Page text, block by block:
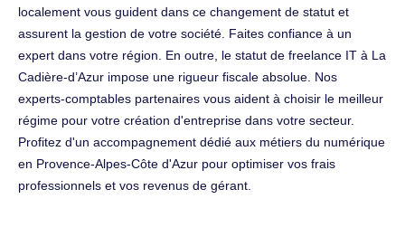
localement vous guident dans ce changement de statut et
assurent la gestion de votre société. Faites confiance à un
expert dans votre région. En outre, le statut de freelance IT à La
Cadière-d’Azur impose une rigueur fiscale absolue. Nos
experts-comptables partenaires vous aident à choisir le meilleur
régime pour votre création d'entreprise dans votre secteur.
Profitez d'un accompagnement dédié aux métiers du numérique
en Provence-Alpes-Côte d'Azur pour optimiser vos frais
professionnels et vos revenus de gérant.